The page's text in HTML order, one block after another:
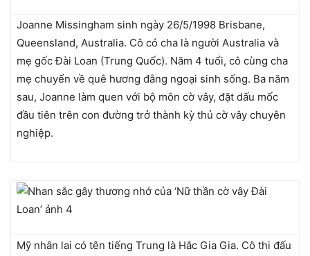
Joanne Missingham sinh ngày 26/5/1998 Brisbane,
Queensland, Australia. Cô có cha là người Australia và
mẹ gốc Đài Loan (Trung Quốc). Năm 4 tuổi, cô cùng cha
mẹ chuyển về quê hương đằng ngoại sinh sống. Ba năm
sau, Joanne làm quen với bộ môn cờ vây, đặt dấu mốc
đầu tiên trên con đường trở thành kỳ thủ cờ vây chuyên
nghiệp.
Mỹ nhân lai có tên tiếng Trung là Hắc Gia Gia. Cô thi đấu